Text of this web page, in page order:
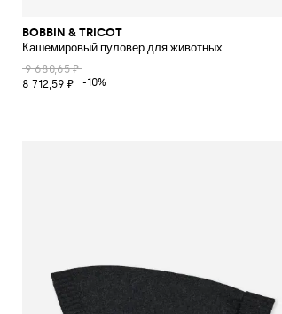
BOBBIN & TRICOT
Кашемировый пуловер для животных
9 680,65 ₽
8 712,59 ₽
-10%